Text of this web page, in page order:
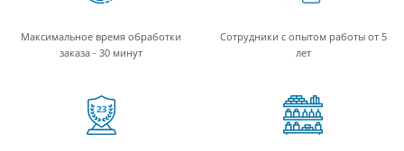
Максимальное время обработки
заказа - 30 минут
Сотрудники с опытом работы от 5
лет